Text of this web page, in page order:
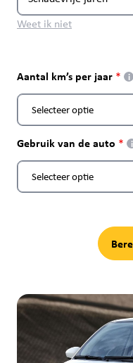
Weet ik niet
Aantal km’s per jaar i
Gebruik van de auto i